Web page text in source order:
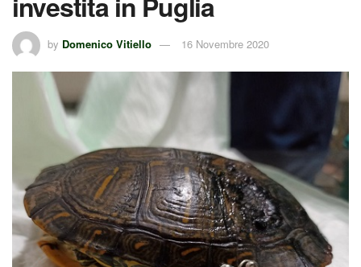
by Domenico Vitiello 16 Novembre 2020